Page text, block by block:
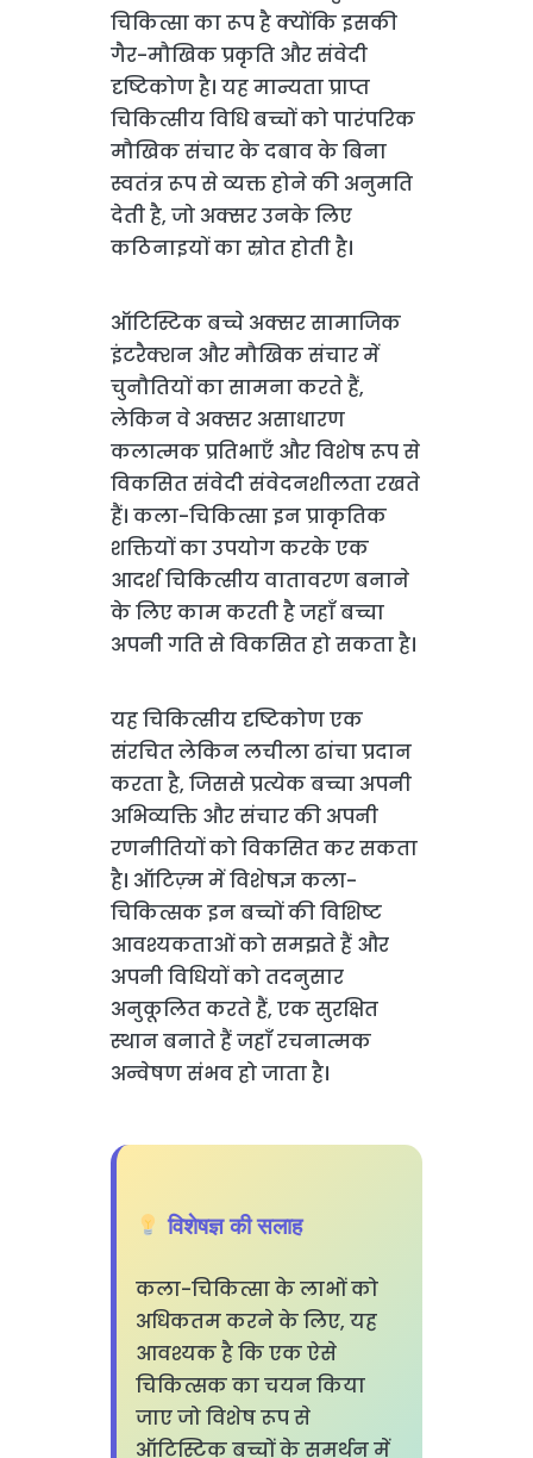
चिकित्सा का रूप है क्योंकि इसकी
गैर-मौखिक प्रकृति और संवेदी
दृष्टिकोण है। यह मान्यता प्राप्त
चिकित्सीय विधि बच्चों को पारंपरिक
मौखिक संचार के दबाव के बिना
स्वतंत्र रूप से व्यक्त होने की अनुमति
देती है, जो अक्सर उनके लिए
कठिनाइयों का स्रोत होती है।
ऑटिस्टिक बच्चे अक्सर सामाजिक
इंटरैक्शन और मौखिक संचार में
चुनौतियों का सामना करते हैं,
लेकिन वे अक्सर असाधारण
कलात्मक प्रतिभाएँ और विशेष रूप से
विकसित संवेदी संवेदनशीलता रखते
हैं। कला-चिकित्सा इन प्राकृतिक
शक्तियों का उपयोग करके एक
आदर्श चिकित्सीय वातावरण बनाने
के लिए काम करती है जहाँ बच्चा
अपनी गति से विकसित हो सकता है।
यह चिकित्सीय दृष्टिकोण एक
संरचित लेकिन लचीला ढांचा प्रदान
करता है, जिससे प्रत्येक बच्चा अपनी
अभिव्यक्ति और संचार की अपनी
रणनीतियों को विकसित कर सकता
है। ऑटिज़्म में विशेषज्ञ कला-
चिकित्सक इन बच्चों की विशिष्ट
आवश्यकताओं को समझते हैं और
अपनी विधियों को तदनुसार
अनुकूलित करते हैं, एक सुरक्षित
स्थान बनाते हैं जहाँ रचनात्मक
अन्वेषण संभव हो जाता है।
विशेषज्ञ की सलाह
कला-चिकित्सा के लाभों को
अधिकतम करने के लिए, यह
आवश्यक है कि एक ऐसे
चिकित्सक का चयन किया
जाए जो विशेष रूप से
ऑटिस्टिक बच्चों के समर्थन में